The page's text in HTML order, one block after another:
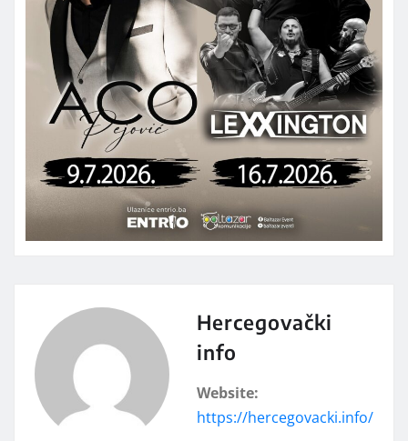
Hercegovački
info
Website:
https://hercegovacki.info/